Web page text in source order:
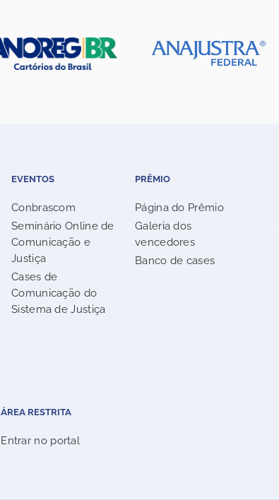
EVENTOS
Conbrascom
Seminário Online de
Comunicação e
Justiça
Cases de
Comunicação do
Sistema de Justiça
PRÊMIO
Página do Prêmio
Galeria dos
vencedores
Banco de cases
ÁREA RESTRITA
Entrar no portal